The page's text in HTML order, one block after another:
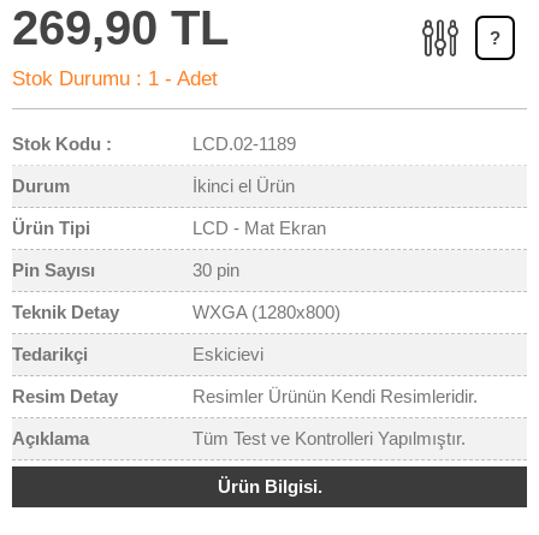
269,90 TL
Stok Durumu : 1 - Adet
?
Stok Kodu : LCD.02-1189
Durum İkinci el Ürün
Ürün Tipi LCD - Mat Ekran
Pin Sayısı 30 pin
Teknik Detay WXGA (1280x800)
Tedarikçi Eskicievi
Resim Detay Resimler Ürünün Kendi Resimleridir.
Açıklama Tüm Test ve Kontrolleri Yapılmıştır.
Ürün Bilgisi.